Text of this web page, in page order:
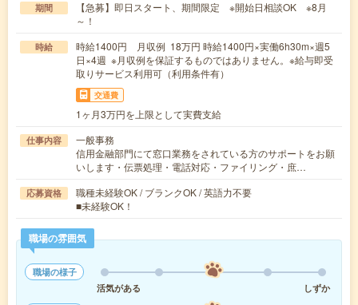
期間
【急募】即日スタート、期間限定 ※開始日相談OK ※8月
～！
時給
時給1400円 月収例 18万円 時給1400円×実働6h30m×週5
日×4週 ※月収例を保証するものではありません。※給与即受
取りサービス利用可（利用条件有）
交通費
1ヶ月3万円を上限として実費支給
仕事内容
一般事務
信用金融部門にて窓口業務をされている方のサポートをお願
いします・伝票処理・電話対応・ファイリング・庶…
応募資格
職種未経験OK / ブランクOK / 英語力不要
■未経験OK！
職場の雰囲気
職場の様子
活気がある
しずか